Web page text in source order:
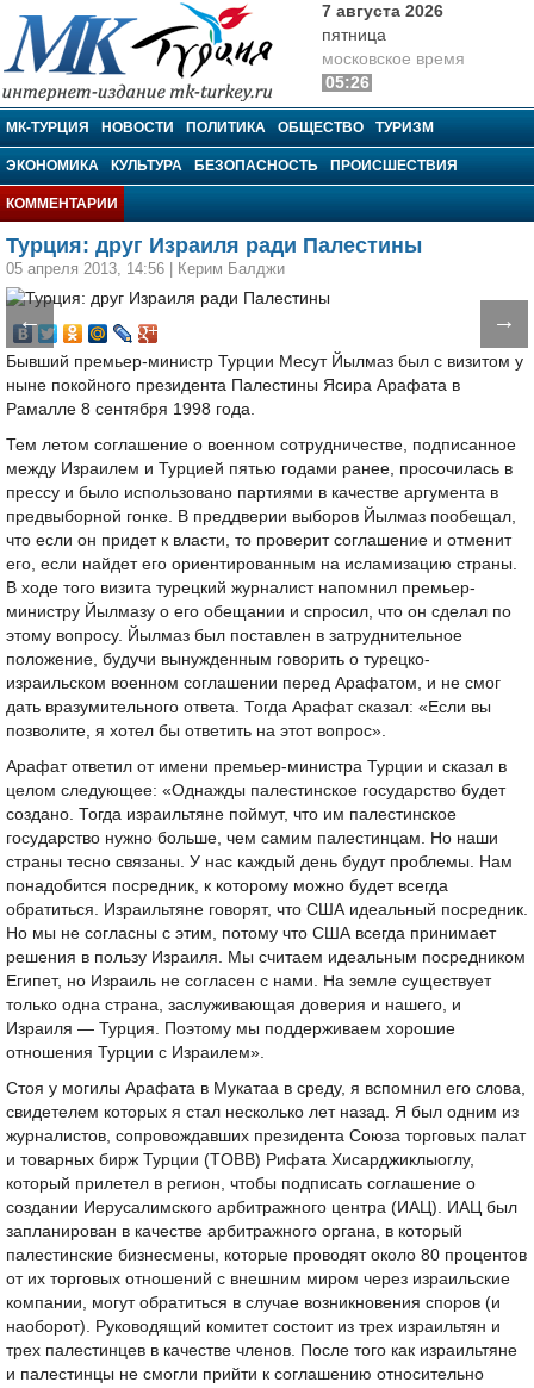
МК-Турция
7 августа 2026
пятница
московское время
05:26
МК-ТУРЦИЯ НОВОСТИ ПОЛИТИКА ОБЩЕСТВО ТУРИЗМ
ЭКОНОМИКА КУЛЬТУРА БЕЗОПАСНОСТЬ ПРОИСШЕСТВИЯ
КОММЕНТАРИИ
Турция: друг Израиля ради Палестины
05 апреля 2013, 14:56 Керим Балджи
← →
Бывший премьер-министр Турции Месут Йылмаз был с визитом у
ныне покойного президента Палестины Ясира Арафата в
Рамалле 8 сентября 1998 года.
Тем летом соглашение о военном сотрудничестве, подписанное
между Израилем и Турцией пятью годами ранее, просочилась в
прессу и было использовано партиями в качестве аргумента в
предвыборной гонке. В преддверии выборов Йылмаз пообещал,
что если он придет к власти, то проверит соглашение и отменит
его, если найдет его ориентированным на исламизацию страны.
В ходе того визита турецкий журналист напомнил премьер-
министру Йылмазу о его обещании и спросил, что он сделал по
этому вопросу. Йылмаз был поставлен в затруднительное
положение, будучи вынужденным говорить о турецко-
израильском военном соглашении перед Арафатом, и не смог
дать вразумительного ответа. Тогда Арафат сказал: «Если вы
позволите, я хотел бы ответить на этот вопрос».
Арафат ответил от имени премьер-министра Турции и сказал в
целом следующее: «Однажды палестинское государство будет
создано. Тогда израильтяне поймут, что им палестинское
государство нужно больше, чем самим палестинцам. Но наши
страны тесно связаны. У нас каждый день будут проблемы. Нам
понадобится посредник, к которому можно будет всегда
обратиться. Израильтяне говорят, что США идеальный посредник.
Но мы не согласны с этим, потому что США всегда принимает
решения в пользу Израиля. Мы считаем идеальным посредником
Египет, но Израиль не согласен с нами. На земле существует
только одна страна, заслуживающая доверия и нашего, и
Израиля — Турция. Поэтому мы поддерживаем хорошие
отношения Турции с Израилем».
Стоя у могилы Арафата в Мукатаа в среду, я вспомнил его слова,
свидетелем которых я стал несколько лет назад. Я был одним из
журналистов, сопровождавших президента Союза торговых палат
и товарных бирж Турции (TOBB) Рифата Хисарджиклыоглу,
который прилетел в регион, чтобы подписать соглашение о
создании Иерусалимского арбитражного центра (ИАЦ). ИАЦ был
запланирован в качестве арбитражного органа, в который
палестинские бизнесмены, которые проводят около 80 процентов
от их торговых отношений с внешним миром через израильские
компании, могут обратиться в случае возникновения споров (и
наоборот). Руководящий комитет состоит из трех израильтян и
трех палестинцев в качестве членов. После того как израильтяне
и палестинцы не смогли прийти к соглашению относительно